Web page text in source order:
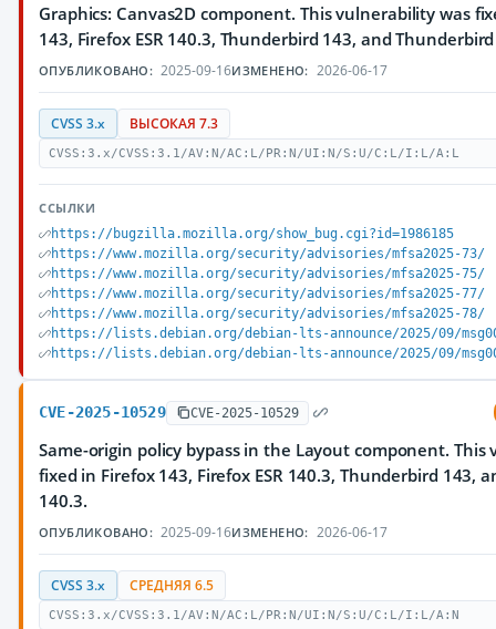
Graphics: Canvas2D component. This vulnerability was
143, Firefox ESR 140.3, Thunderbird 143, and
ОПУБЛИКОВАНО: 2025-09-16ИЗМЕНЕНО: 2026-06-17
CVSS 3.x ВЫСОКАЯ 7.3
CVSS:3.x/CVSS:3.1/AV:N/AC:L/PR:N/UI:N/S:U/C:L/I:L/A:L
ССЫЛКИ
https://bugzilla.mozilla.org/show_bug.cgi?id=1986185
https://www.mozilla.org/security/advisories/mfsa2025-73/
https://www.mozilla.org/security/advisories/mfsa2025-75/
https://www.mozilla.org/security/advisories/mfsa2025-77/
https://www.mozilla.org/security/advisories/mfsa2025-78/
https://lists.debian.org/debian-lts-announce/2025/09/
https://lists.debian.org/debian-lts-announce/2025/09/
CVE-2025-10529 CVE-2025-10529
Same-origin policy bypass in the Layout component. This
fixed in Firefox 143, Firefox ESR 140.3, Thunderbird 143,
140.3.
ОПУБЛИКОВАНО: 2025-09-16ИЗМЕНЕНО: 2026-06-17
CVSS 3.x СРЕДНЯЯ 6.5
CVSS:3.x/CVSS:3.1/AV:N/AC:L/PR:N/UI:N/S:U/C:L/I:L/A:N